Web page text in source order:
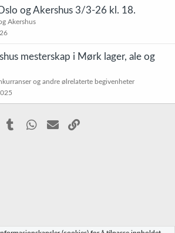
og Akershus 3/3-26 kl. 18.
Akershus
mesterskap i Mørk lager, ale og
og andre ølrelaterte begivenheter
PinterestTumblr WhatsApp
E-post